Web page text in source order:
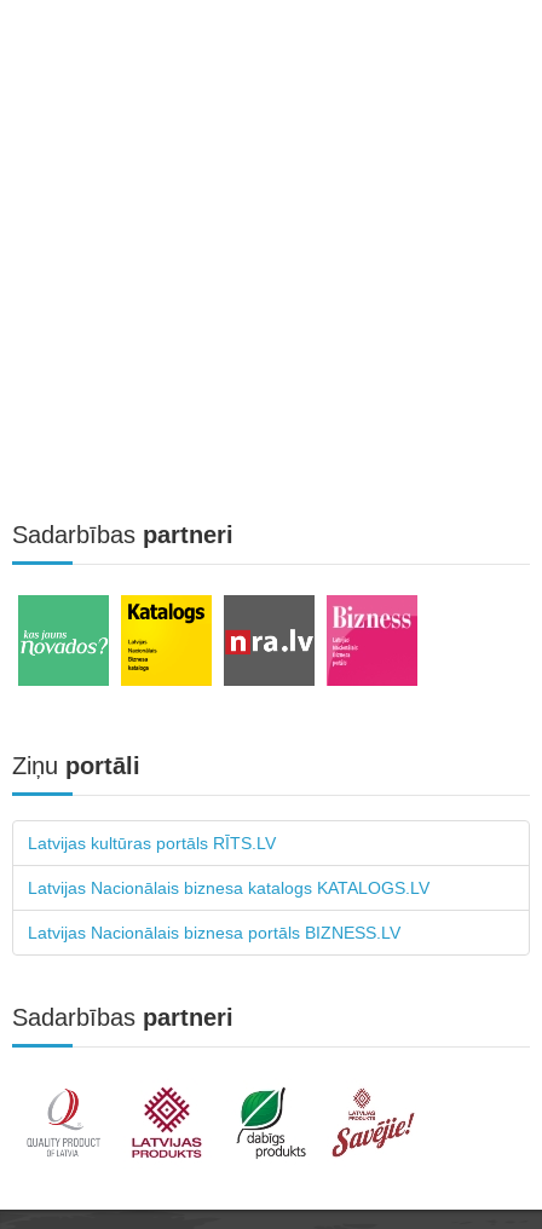
Sadarbības partneri
Ziņu portāli
Latvijas kultūras portāls RĪTS.LV
Latvijas Nacionālais biznesa katalogs KATALOGS.LV
Latvijas Nacionālais biznesa portāls BIZNESS.LV
Sadarbības partneri